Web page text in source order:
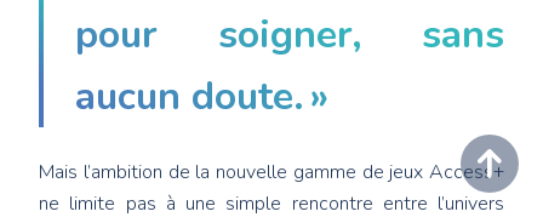
pour soigner, sans
aucun doute. »
Mais l’ambition de la nouvelle gamme de jeux Access+
ne limite pas à une simple rencontre entre l’univers